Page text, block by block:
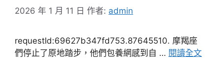
2026 年 1 月 11 日 作者: admin
requestId:69627b347fd753.87645510. 摩羯座
們停止了原地踏步，他們包養網感到自 … 閱讀全文